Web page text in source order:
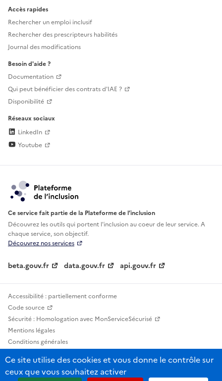
Accès rapides
Rechercher un emploi inclusif
Rechercher des prescripteurs habilités
Journal des modifications
Besoin d'aide ?
Documentation
Qui peut bénéficier des contrats d'IAE ?
Disponibilité
Réseaux sociaux
LinkedIn
Youtube
Ce service fait partie de la Plateforme de l’inclusion
Découvrez les outils qui portent l'inclusion aucoeur de leur service. A
chaque service, son objectif.
Découvrez nos services
beta.gouv.fr data.gouv.fr api.gouv.fr
Accessibilité : partiellement conforme
Code source
Sécurité : Homologation avec MonServiceSécurisé
Mentions légales
Conditions générales
Statistiques, lexiques et indicateurs
Sauf mention contraire, tous les contenus de ce site sont sous licence
Ce site utilise des cookies et vous donne le contrôle sur
ceux que vous souhaitez activer